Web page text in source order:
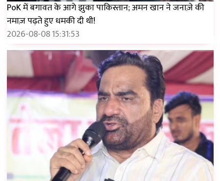
PoK में बगावत के आगे झुका पाकिस्तान; अमन खान ने जनाज़े की
नमाज़ पढ़ते हुए धमकी दी थी!
2026-08-08 15:31:53